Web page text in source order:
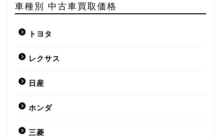
車種別 中古車買取価格
トヨタ
レクサス
日産
ホンダ
三菱